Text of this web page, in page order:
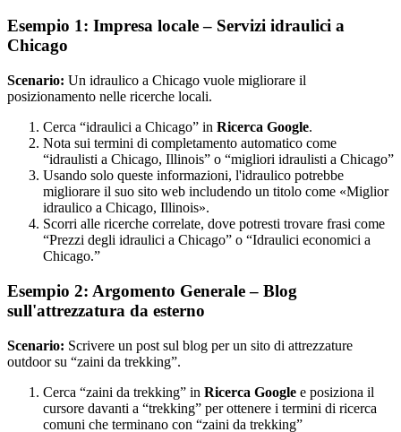
Esempio 1: Impresa locale – Servizi idraulici a
Chicago
Scenario: Un idraulico a Chicago vuole migliorare il
posizionamento nelle ricerche locali.
Cerca “idraulici a Chicago” in Ricerca Google.
Nota sui termini di completamento automatico come
“idraulisti a Chicago, Illinois” o “migliori idraulisti a Chicago”
Usando solo queste informazioni, l'idraulico potrebbe
migliorare il suo sito web includendo un titolo come «Miglior
idraulico a Chicago, Illinois».
Scorri alle ricerche correlate, dove potresti trovare frasi come
“Prezzi degli idraulici a Chicago” o “Idraulici economici a
Chicago.”
Esempio 2: Argomento Generale – Blog
sull'attrezzatura da esterno
Scenario: Scrivere un post sul blog per un sito di attrezzature
outdoor su “zaini da trekking”.
Cerca “zaini da trekking” in Ricerca Google e posiziona il
cursore davanti a “trekking” per ottenere i termini di ricerca
comuni che terminano con “zaini da trekking”